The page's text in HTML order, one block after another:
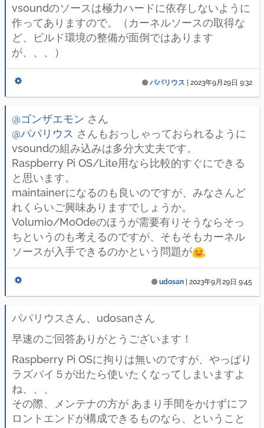
vsoundのソースは極力ハードに依存しないように
作ってありますので。（カーネルソースの取得な
ど、ビルド環境の整備が面倒ではあります
が、、、）
パパリウス 2023年9月29日 9:32
@ゴンザエモン さん
@パパリウス さんもおっしゃっておられるように
vsoundの組み込みは多分大丈夫です。
Raspberry Pi OS/Lite用なら比較的すぐにできる
と思います。
maintainerになるのも良いのですが、みなさんど
れくらいご興味ありますでしょうか。
Volumio/MoOdeのほうが需要有りそうならそっ
ちというのも考えるのですが、そもそもカーネル
ソースが入手できるのかという問題が
udosan 2023年9月29日 9:45
パパリウスさん、udosanさん
早速のご回答ありがとうございます！
Raspberry Pi OSに拘りは無いのですが、やっぱり
ラズパイ５が出たら使いたくなってしまいますよ
ね、、、
その際、メンテナの方が あまり手間をかけずにフ
ロントエンドが構成できるものなら、ということ